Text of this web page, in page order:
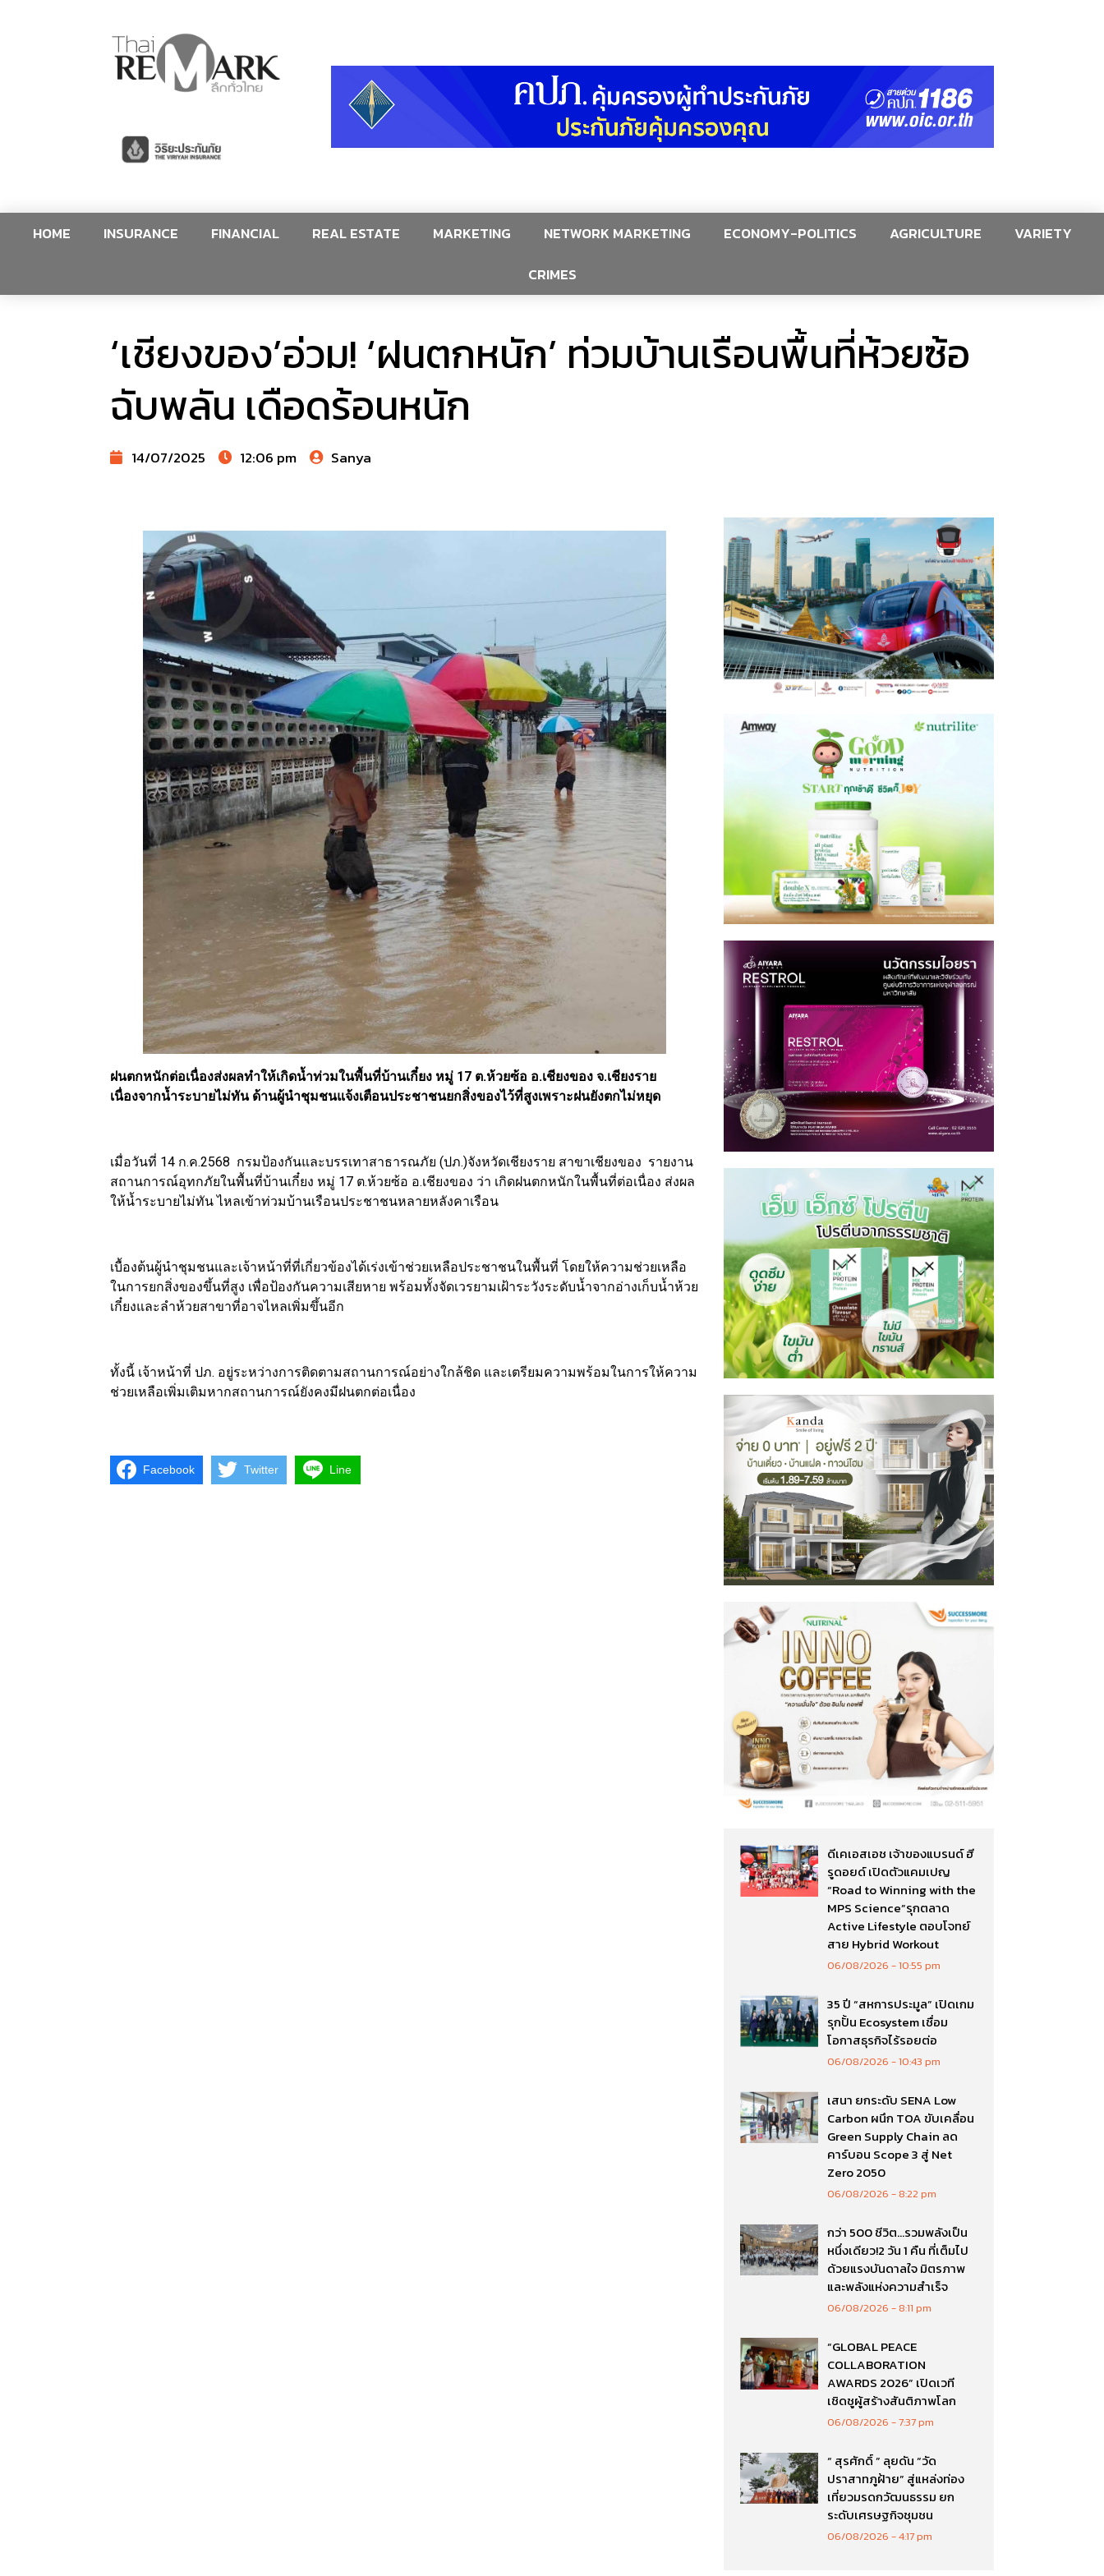
HOME INSURANCE FINANCIAL REAL ESTATE MARKETING NETWORK MARKETING ECONOMY-POLITICS AGRICULTURE
VARIETY
CRIMES
‘เชียงของ’อ่วม! ‘ฝนตกหนัก’ ท่วมบ้านเรือนพื้นที่ห้วยซ้อ
ฉับพลัน เดือดร้อนหนัก
14/07/2025 12:06 pm Sanya
ฝนตกหนักต่อเนื่องส่งผลทำให้เกิดน้ำท่วมในพื้นที่บ้านเกี๋ยง หมู่ 17 ต.ห้วยซ้อ อ.เชียงของ จ.เชียงราย
เนื่องจากน้ำระบายไม่ทัน ด้านผู้นำชุมชนแจ้งเตือนประชาชนยกสิ่งของไว้ที่สูงเพราะฝนยังตกไม่หยุด
เมื่อวันที่ 14 ก.ค.2568 กรมป้องกันและบรรเทาสาธารณภัย (ปภ.)จังหวัดเชียงราย สาขาเชียงของ รายงาน
สถานการณ์อุทกภัยในพื้นที่บ้านเกี๋ยง หมู่ 17 ต.ห้วยซ้อ อ.เชียงของ ว่า เกิดฝนตกหนักในพื้นที่ต่อเนื่อง ส่งผล
ให้น้ำระบายไม่ทัน ไหลเข้าท่วมบ้านเรือนประชาชนหลายหลังคาเรือน
เบื้องต้นผู้นำชุมชนและเจ้าหน้าที่ที่เกี่ยวข้องได้เร่งเข้าช่วยเหลือประชาชนในพื้นที่ โดยให้ความช่วยเหลือ
ในการยกสิ่งของขึ้นที่สูง เพื่อป้องกันความเสียหาย พร้อมทั้งจัดเวรยามเฝ้าระวังระดับน้ำจากอ่างเก็บน้ำห้วย
เกี๋ยงและลำห้วยสาขาที่อาจไหลเพิ่มขึ้นอีก
ทั้งนี้ เจ้าหน้าที่ ปภ. อยู่ระหว่างการติดตามสถานการณ์อย่างใกล้ชิด และเตรียมความพร้อมในการให้ความ
ช่วยเหลือเพิ่มเติมหากสถานการณ์ยังคงมีฝนตกต่อเนื่อง
Facebook Twitter Line
ดีเคเอสเอช เจ้าของแบรนด์ ฮี
รูดอยด์ เปิดตัวแคมเปญ
“Road to Winning with the
MPS Science”รุกตลาด
Active Lifestyle ตอบโจทย์
สาย Hybrid Workout
06/08/2026 10:55 pm
35 ปี “สหการประมูล” เปิดเกม
รุกปั้น Ecosystem เชื่อม
โอกาสธุรกิจไร้รอยต่อ
06/08/2026 10:43 pm
เสนา ยกระดับ SENA Low
Carbon ผนึก TOA ขับเคลื่อน
Green Supply Chain ลด
คาร์บอน Scope 3 สู่ Net
Zero 2050
06/08/2026 8:22 pm
กว่า 500 ชีวิต…รวมพลังเป็น
หนึ่งเดียว!2 วัน 1 คืน ที่เต็มไป
ด้วยแรงบันดาลใจ มิตรภาพ
และพลังแห่งความสำเร็จ
06/08/2026 8:11 pm
“GLOBAL PEACE
COLLABORATION
AWARDS 2026” เปิดเวที
เชิดชูผู้สร้างสันติภาพโลก
06/08/2026 7:37 pm
“ สุรศักดิ์ ” ลุยดัน “วัด
ปราสาทภูฝ้าย” สู่แหล่งท่อง
เที่ยวมรดกวัฒนธรรม ยก
ระดับเศรษฐกิจชุมชน
06/08/2026 4:17 pm